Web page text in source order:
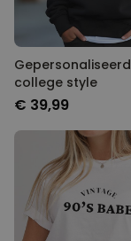
college style
€ 39,99